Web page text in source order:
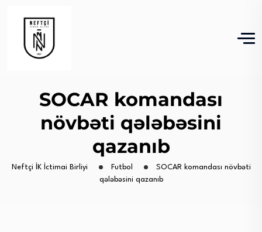
SOCAR komandası
növbəti qələbəsini
qazanıb
Neftçi İK İctimai Birliyi Futbol
SOCAR komandası növbəti
qələbəsini qazanıb